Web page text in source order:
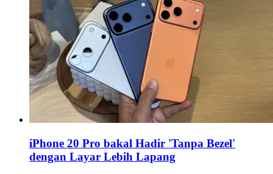
iPhone 20 Pro bakal Hadir 'Tanpa Bezel'
dengan Layar Lebih Lapang